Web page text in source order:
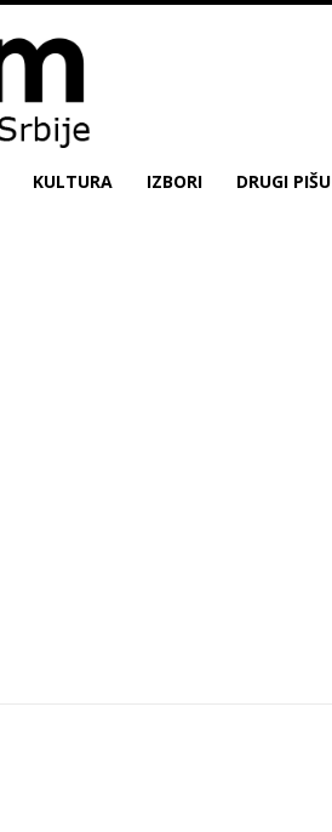
KULTURA IZBORI DRUGI PIŠU